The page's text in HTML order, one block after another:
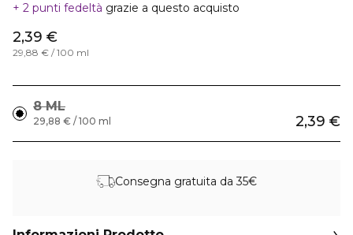
2 punti fedeltà grazie a questo acquisto
2,39 €
29,88 € / 100 ml
8 ML
2,39 €
29,88 € / 100 ml
Consegna gratuita da 35€